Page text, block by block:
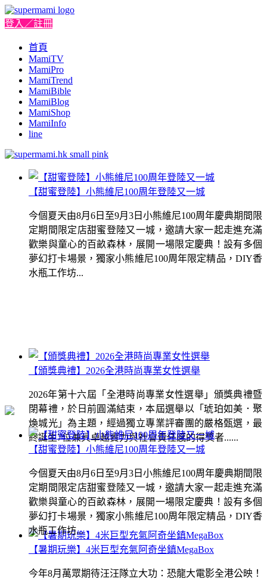
登入／註冊
首頁
MamiTV
MamiPro
MamiTrend
MamiBible
MamiBlog
MamiShop
MamiInfo
line
【甜蜜登陸】小熊維尼100周年登陸又一城
今個夏天由8月6日至9月3日小熊維尼100周年慶典期間限
定期間限定店甜蜜登陸又一城，邀請大家一起走進充滿
歡樂與童心的百畝森林，展開一場限定慶典！設有多個
夢幻打卡場景，獨家小熊維尼100周年限定精品，DIY香
水瓶工作坊...
【頒獎典禮】2026全港時尚專業女性選舉
2026年第十六屆「全港時尚專業女性選舉」頒獎典禮暨
閉幕禮，於日前圓滿結束，本屆選舉以「琥珀如美．聚
煥城光」為主題，經過獨立專業評審團的嚴格甄選，最
終誕生7位兼具卓越實力與社會責任感的得獎者......
【暑期玩樂】4米巨型充氣阿奇坐鎮MegaBox
今年8月萬眾期待汪汪隊立大功：恐龍大電影全港公映！
【甜蜜登陸】小熊維尼100周年登陸又一城
今個夏天由8月6日至9月3日小熊維尼100周年慶典期間限
定期間限定店甜蜜登陸又一城，邀請大家一起走進充滿
歡樂與童心的百畝森林，展開一場限定慶典！設有多個
夢幻打卡場景，獨家小熊維尼100周年限定精品，DIY香
水瓶工作坊...